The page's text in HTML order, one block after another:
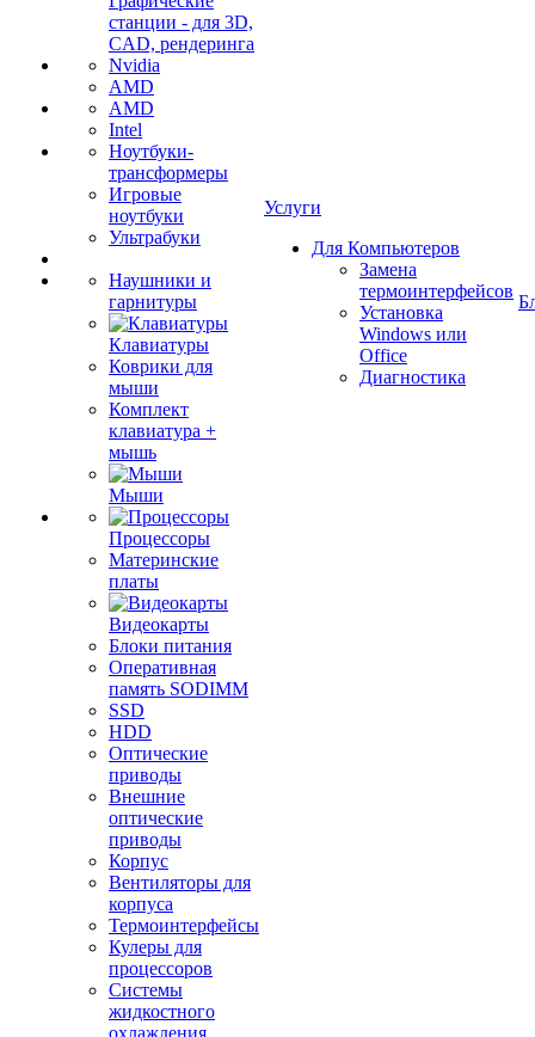
станции - для 3D,
CAD, рендеринга
Nvidia
AMD
AMD
Intel
Ноутбуки-
трансформеры
Игровые
ноутбуки
Ультрабуки
Наушники и
гарнитуры
Клавиатуры
Коврики для
мыши
Комплект
клавиатура +
мышь
Мыши
Процессоры
Материнские
платы
Видеокарты
Блоки питания
Оперативная
память SODIMM
SSD
HDD
Оптические
приводы
Внешние
оптические
приводы
Корпус
Вентиляторы для
корпуса
Термоинтерфейсы
Кулеры для
процессоров
Системы
жидкостного
охлаждения
Услуги
Для Компьютеров
Замена
термоинтерфейсов
Установка
Windows или
Office
Диагностика